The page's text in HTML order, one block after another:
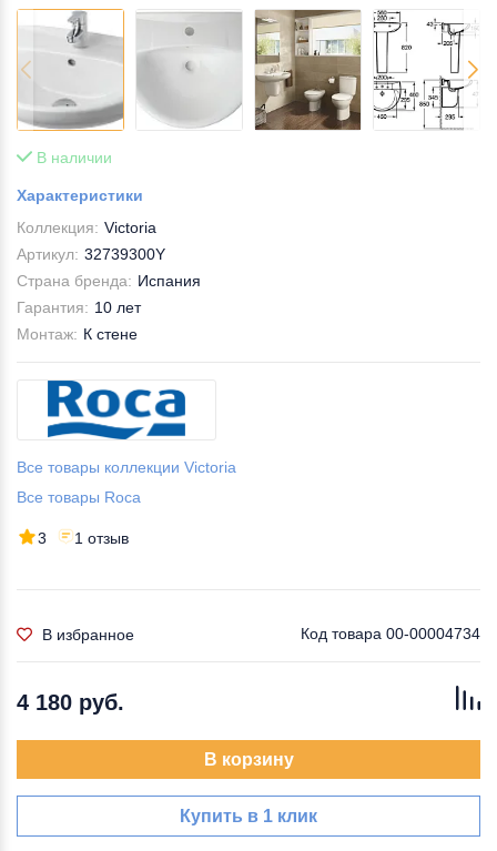
В наличии
Характеристики
Коллекция: Victoria
Артикул: 32739300Y
Страна бренда: Испания
Гарантия: 10 лет
Монтаж: К стене
Все товары коллекции Victoria
Все товары Roca
3 1 отзыв
В избранное Код товара 00-00004734
4 180 руб.
В корзину
Купить в 1 клик